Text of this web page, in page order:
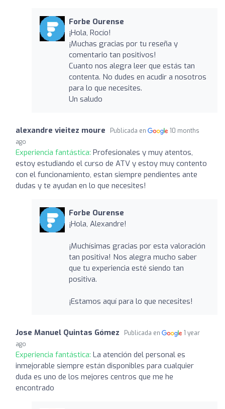
Forbe Ourense
¡Hola, Rocío!
¡Muchas gracias por tu reseña y
comentario tan positivos!
Cuanto nos alegra leer que estás tan
contenta. No dudes en acudir a nosotros
para lo que necesites.
Un saludo
alexandre vieitez moure Publicada en
10 months
ago
Experiencia fantástica: Profesionales y muy atentos,
estoy estudiando el curso de ATV y estoy muy contento
con el funcionamiento, estan siempre pendientes ante
dudas y te ayudan en lo que necesites!
Forbe Ourense
¡Hola, Alexandre!
¡Muchísimas gracias por esta valoración
tan positiva! Nos alegra mucho saber
que tu experiencia esté siendo tan
positiva.
¡Estamos aquí para lo que necesites!
Jose Manuel Quintas Gómez Publicada en
1 year
ago
Experiencia fantástica: La atención del personal es
inmejorable siempre están disponibles para cualquier
duda es uno de los mejores centros que me he
encontrado